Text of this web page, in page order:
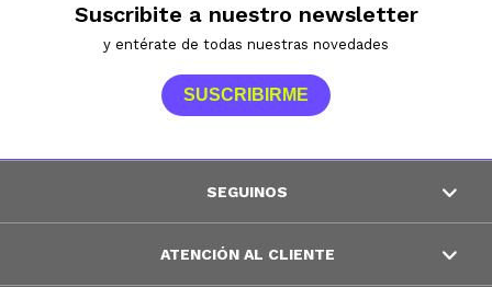
Suscribite a nuestro newsletter
y entérate de todas nuestras novedades
SUSCRIBIRME
SEGUINOS
ATENCIÓN AL CLIENTE